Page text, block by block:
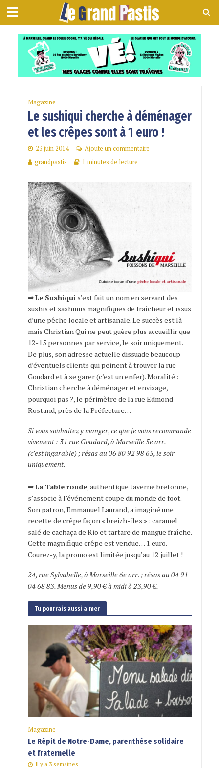
Magazine
Le sushiqui cherche à déménager
et les crêpes sont à 1 euro !
23 juin 2014
Ajoute un commentaire
grandpastis
1 minutes de lecture
⇒Le Sushiqui s’est fait un nom en servant des
sushis et sashimis magnifiques de fraîcheur et issus
d’une pêche locale et artisanale. Le succès est là
mais Christian Qui ne peut guère plus accueillir que
12-15 personnes par service, le soir uniquement.
De plus, son adresse actuelle dissuade beaucoup
d’éventuels clients qui peinent à trouver la rue
Goudard et à se garer (c’est un enfer). Moralité :
Christian cherche à déménager et envisage,
pourquoi pas ?, le périmètre de la rue Edmond-
Rostand, près de la Préfecture…
Si vous souhaitez y manger, ce que je vous recommande
vivement : 31 rue Goudard, à Marseille 5e arr.
(c’est ingarable) ; résas au 06 80 92 98 65, le soir
uniquement.
⇒La Table ronde, authentique taverne bretonne,
s’associe à l’événement coupe du monde de foot.
Son patron, Emmanuel Laurand, a imaginé une
recette de crêpe façon « breizh-îles » : caramel
salé de cachaça de Rio et tartare de mangue fraîche.
Cette magnifique crêpe est vendue… 1 euro.
Courez-y, la promo est limitée jusqu’au 12 juillet !
24, rue Sylvabelle, à Marseille 6e arr. ; résas au 04 91
04 68 83. Menus de 9,90 € à midi à 23,90 €.
Tu pourrais aussi aimer
Magazine
Le Répit de Notre-Dame, parenthèse solidaire
et fraternelle
Il y a 3 semaines